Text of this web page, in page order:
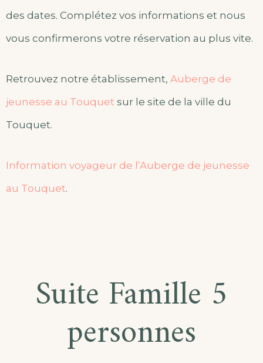
des dates. Complétez vos informations et nous
vous confirmerons votre réservation au plus vite.
Retrouvez notre établissement, Auberge de
jeunesse au Touquet sur le site de la ville du
Touquet.
Information voyageur de l’Auberge de jeunesse
au Touquet.
Suite Famille 5
personnes